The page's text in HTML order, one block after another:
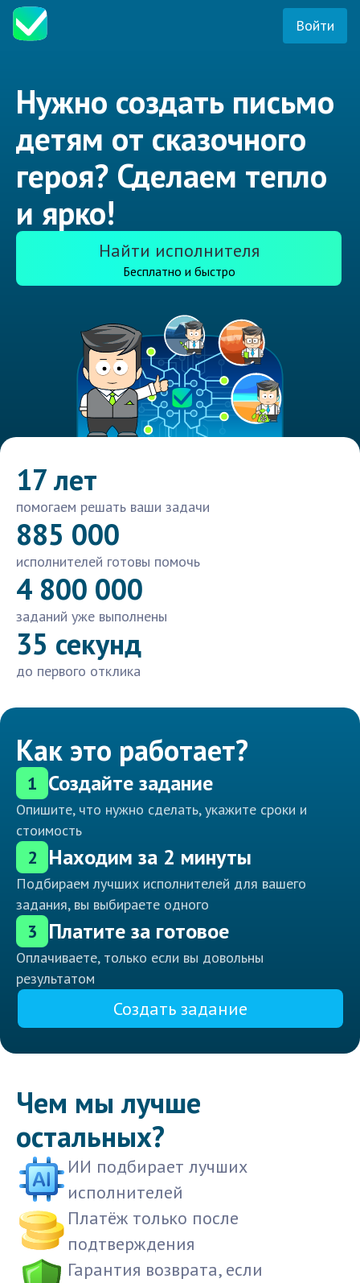
Войти
Нужно создать письмо
детям от сказочного
героя? Сделаем тепло
и ярко!
Найти исполнителя
Бесплатно и быстро
17 лет
помогаем решать ваши задачи
885 000
исполнителей готовы помочь
4 800 000
заданий уже выполнены
35 секунд
до первого отклика
Как это работает?
1 Создайте задание
Опишите, что нужно сделать, укажите сроки и
стоимость
2 Находим за 2 минуты
Подбираем лучших исполнителей для вашего
задания, вы выбираете одного
3 Платите за готовое
Оплачиваете, только если вы довольны
результатом
Создать задание
Чем мы лучше
остальных?
ИИ подбирает лучших
исполнителей
Платёж только после
подтверждения
Гарантия возврата, если